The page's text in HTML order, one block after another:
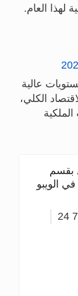
لهذا العام.
عالية
الاقتصاد الكلي،
بقسم
الويبو